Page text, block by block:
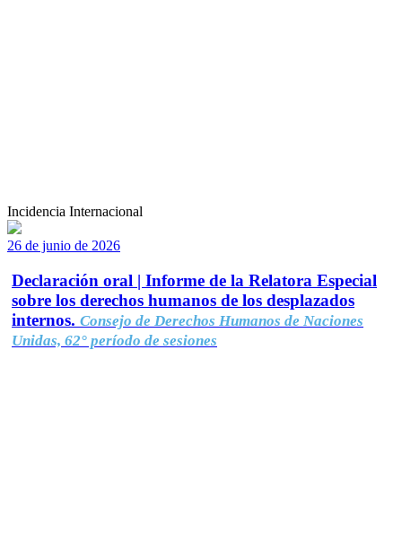
Incidencia Internacional
26 de junio de 2026
Declaración oral | Informe de la Relatora Especial
sobre los derechos humanos de los desplazados
internos. Consejo de Derechos Humanos de Naciones
Unidas, 62° período de sesiones